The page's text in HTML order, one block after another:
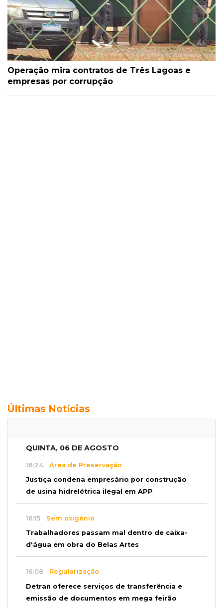
Operação mira contratos de Três Lagoas e
empresas por corrupção
Últimas Notícias
QUINTA, 06 DE AGOSTO
16:24 Área de Preservação
Justiça condena empresário por construção
de usina hidrelétrica ilegal em APP
16:15 Sem oxigênio
Trabalhadores passam mal dentro de caixa-
d'água em obra do Belas Artes
16:08 Regularização
Detran oferece serviços de transferência e
emissão de documentos em mega feirão